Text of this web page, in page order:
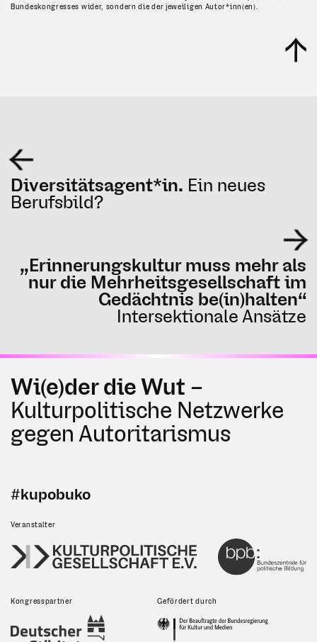
Bundeskongresses wider, sondern die der jeweiligen Autor*inn(en).
Diversitätsagent*in. Ein neues
Berufsbild?
„Erinnerungskultur muss mehr als
nur die Mehrheitsgesellschaft im
Gedächtnis be(in)halten“
Intersektionale Ansätze
Wi(e)der die Wut –
Kulturpolitische Netzwerke
gegen Autoritarismus
#kupobuko
Veranstalter
Kongresspartner Gefördert durch